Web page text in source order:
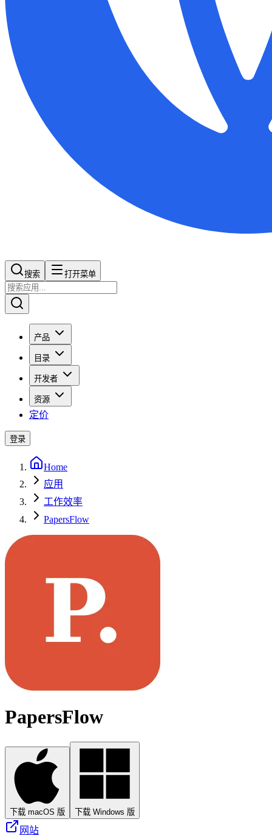
搜索​​​​ 打开菜单
产品
目录
开发者
资源
定价
登录
Home
应用
工作效率
PapersFlow
PapersFlow
下载 macOS 版 下载 Windows 版
网站